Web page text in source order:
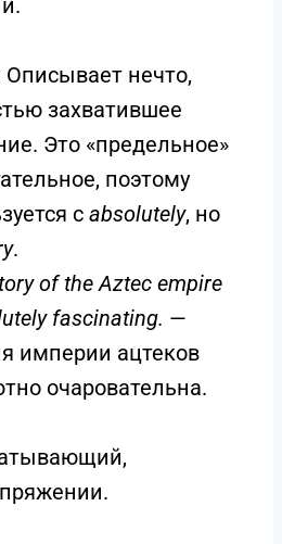
Описывает нечто,
захватившее
Это «предельное»
поэтому
с absolutely, но
.
of the Aztec empire
fascinating. —
империи ацтеков
очаровательна.